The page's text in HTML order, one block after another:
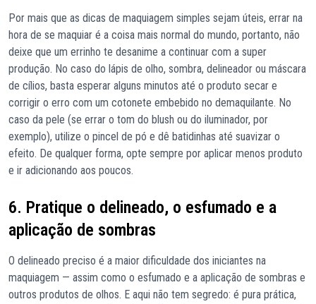
Por mais que as dicas de maquiagem simples sejam úteis, errar na
hora de se maquiar é a coisa mais normal do mundo, portanto, não
deixe que um errinho te desanime a continuar com a super
produção. No caso do lápis de olho, sombra, delineador ou máscara
de cílios, basta esperar alguns minutos até o produto secar e
corrigir o erro com um cotonete embebido no demaquilante. No
caso da pele (se errar o tom do blush ou do iluminador, por
exemplo), utilize o pincel de pó e dê batidinhas até suavizar o
efeito. De qualquer forma, opte sempre por aplicar menos produto
e ir adicionando aos poucos.
6. Pratique o delineado, o esfumado e a
aplicação de sombras
O delineado preciso é a maior dificuldade dos iniciantes na
maquiagem — assim como o esfumado e a aplicação de sombras e
outros produtos de olhos. E aqui não tem segredo: é pura prática,